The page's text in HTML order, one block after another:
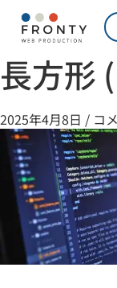
長方形
2025年4月8日 / コ